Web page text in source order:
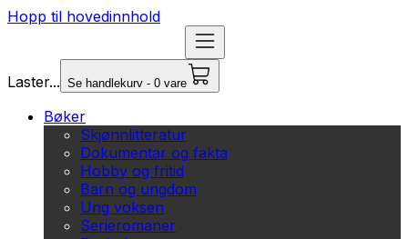
Hopp til hovedinnhold
Laster... Se handlekurv - 0 vare
Bøker
Skjønnlitteratur
Dokumentar og fakta
Hobby og fritid
Barn og ungdom
Ung voksen
Serieromaner